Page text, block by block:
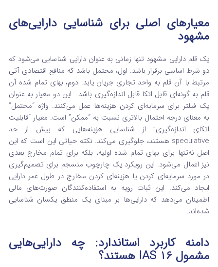
معیارهای اصلی برای شناسایی دارایی‌های
مشهود
یک قلم دارایی مشهود تنها زمانی به عنوان دارایی شناسایی می‌شود که
دو شرط اساسی برقرار باشد. اول، محتمل باشد که منافع اقتصادی آتی
مرتبط با آن قلم به واحد تجاری جریان یابد. دوم، بهای تمام شده آن
قلم به گونه‌ای قابل اتکا قابل اندازه‌گیری باشد. این دو معیار به عنوان
یک فیلتر برای سرمایه‌ای کردن هزینه‌ها عمل می‌کنند. واژه “محتمل”
به معنای درجه احتمال بالاتری نسبت به “ممکن” است. معیار “قابلیت
اتکای اندازه‌گیری” از شناسایی هزینه‌هایی که بیش از حد
speculative هستند، جلوگیری می‌کند. نکته حیاتی این است که این
اصل نه‌تنها برای بهای تمام شده اولیه، بلکه برای تمام مخارج بعدی
نیز اعمال می‌شود. این رویکرد یک چارچوب منسجم برای تصمیم‌گیری
در مورد سرمایه‌ای کردن یا هزینه‌ای کردن مخارج در طول عمر دارایی
ایجاد می‌کند. این ثبات رویه به استفاده‌کنندگان صورت‌های مالی
اطمینان می‌دهد که دارایی‌ها بر مبنای یک منطق یکسان شناسایی
شده‌اند.
دامنه کاربرد استاندارد: چه دارایی‌هایی
مشمول IAS 16 هستند؟